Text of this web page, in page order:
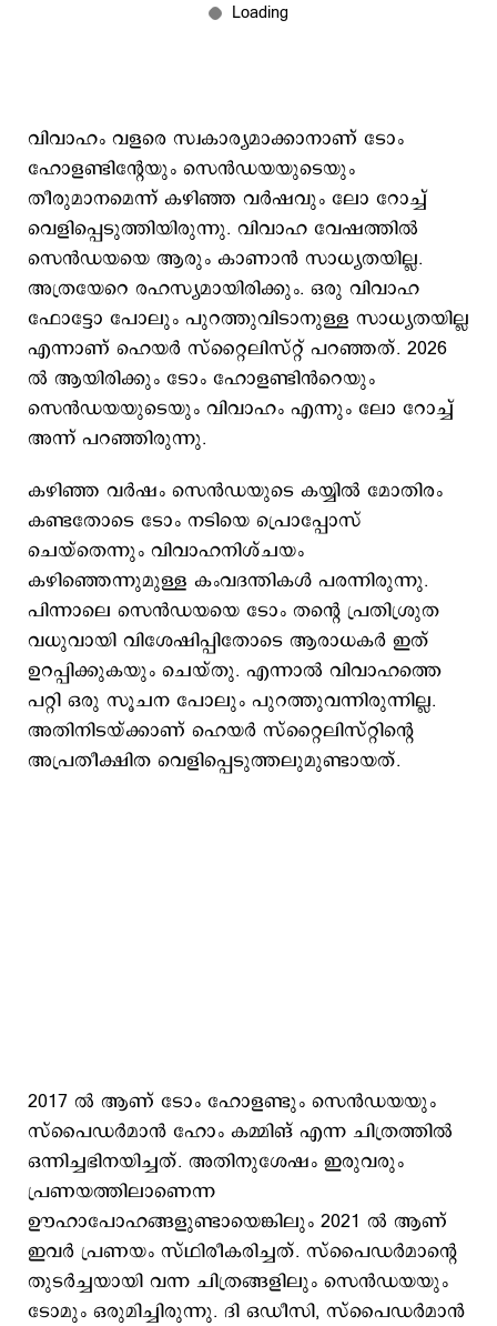
വിവാഹം വളരെ സ്വകാര്യമാക്കാനാണ് ടോം
ഹോളണ്ടിന്‍റേയും സെൻഡയയുടെയും
തീരുമാനമെന്ന് കഴിഞ്ഞ വര്‍ഷവും ലോ റോച്ച്
വെളിപ്പെടുത്തിയിരുന്നു. വിവാഹ വേഷത്തിൽ
സെൻഡയയെ ആരും കാണാൻ സാധ്യതയില്ല.
അത്രയേറെ രഹസ്യമായിരിക്കും. ഒരു വിവാഹ
ഫോട്ടോ പോലും പുറത്തുവിടാനുള്ള സാധ്യതയില്ല
എന്നാണ് ഹെയർ സ്റ്റൈലിസ്റ്റ് പറഞ്ഞത്. 2026
ൽ ആയിരിക്കും ടോം ഹോളണ്ടിൻറെയും
സെൻഡയയുടെയും വിവാഹം എന്നും ലോ റോച്ച്
അന്ന് പറഞ്ഞിരുന്നു.
കഴിഞ്ഞ വര്‍ഷം സെന്‍ഡയുടെ കയ്യില്‍ മോതിരം
കണ്ടതോടെ ടോം നടിയെ പ്രൊപ്പോസ്
ചെയ്തെന്നും വിവാഹനിശ്ചയം
കഴിഞ്ഞെന്നുമുള്ള കംവദന്തികള്‍ പരന്നിരുന്നു.
പിന്നാലെ സെന്‍ഡയയെ ടോം തന്‍റെ പ്രതിശ്രുത
വധുവായി വിശേഷിപ്പിതോടെ ആരാധകര്‍ ഇത്
ഉറപ്പിക്കുകയും ചെയ്തു. എന്നാല്‍ വിവാഹത്തെ
പറ്റി ഒരു സൂചന പോലും പുറത്തുവന്നിരുന്നില്ല.
അതിനിടയ്​ക്കാണ് ഹെയര്‍ സ്റ്റൈലിസ്റ്റിന്‍റെ
അപ്രതീക്ഷിത വെളിപ്പെടുത്തലുമുണ്ടായത്.
2017 ൽ ആണ് ടോം ഹോളണ്ടും സെൻഡയയും
സ്പൈഡര്‍മാന്‍ ഹോം കമ്മിങ് എന്ന ചിത്രത്തിൽ
ഒന്നിച്ചഭിനയിച്ചത്. അതിനുശേഷം ഇരുവരും
പ്രണയത്തിലാണെന്ന
ഊഹാപോഹങ്ങളുണ്ടായെങ്കിലും 2021 ൽ ആണ്
ഇവര്‍ പ്രണയം സ്ഥിരീകരിച്ചത്. സ്പൈഡര്‍മാന്‍റെ
തുടര്‍ച്ചയായി വന്ന ചിത്രങ്ങളിലും സെന്‍ഡയയും
ടോമും ഒരുമിച്ചിരുന്നു. ദി ഒഡീസി, സ്പൈഡര്‍മാന്‍